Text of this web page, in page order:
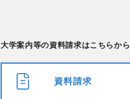
大学案内等の資料請求はこちらから
資料請求